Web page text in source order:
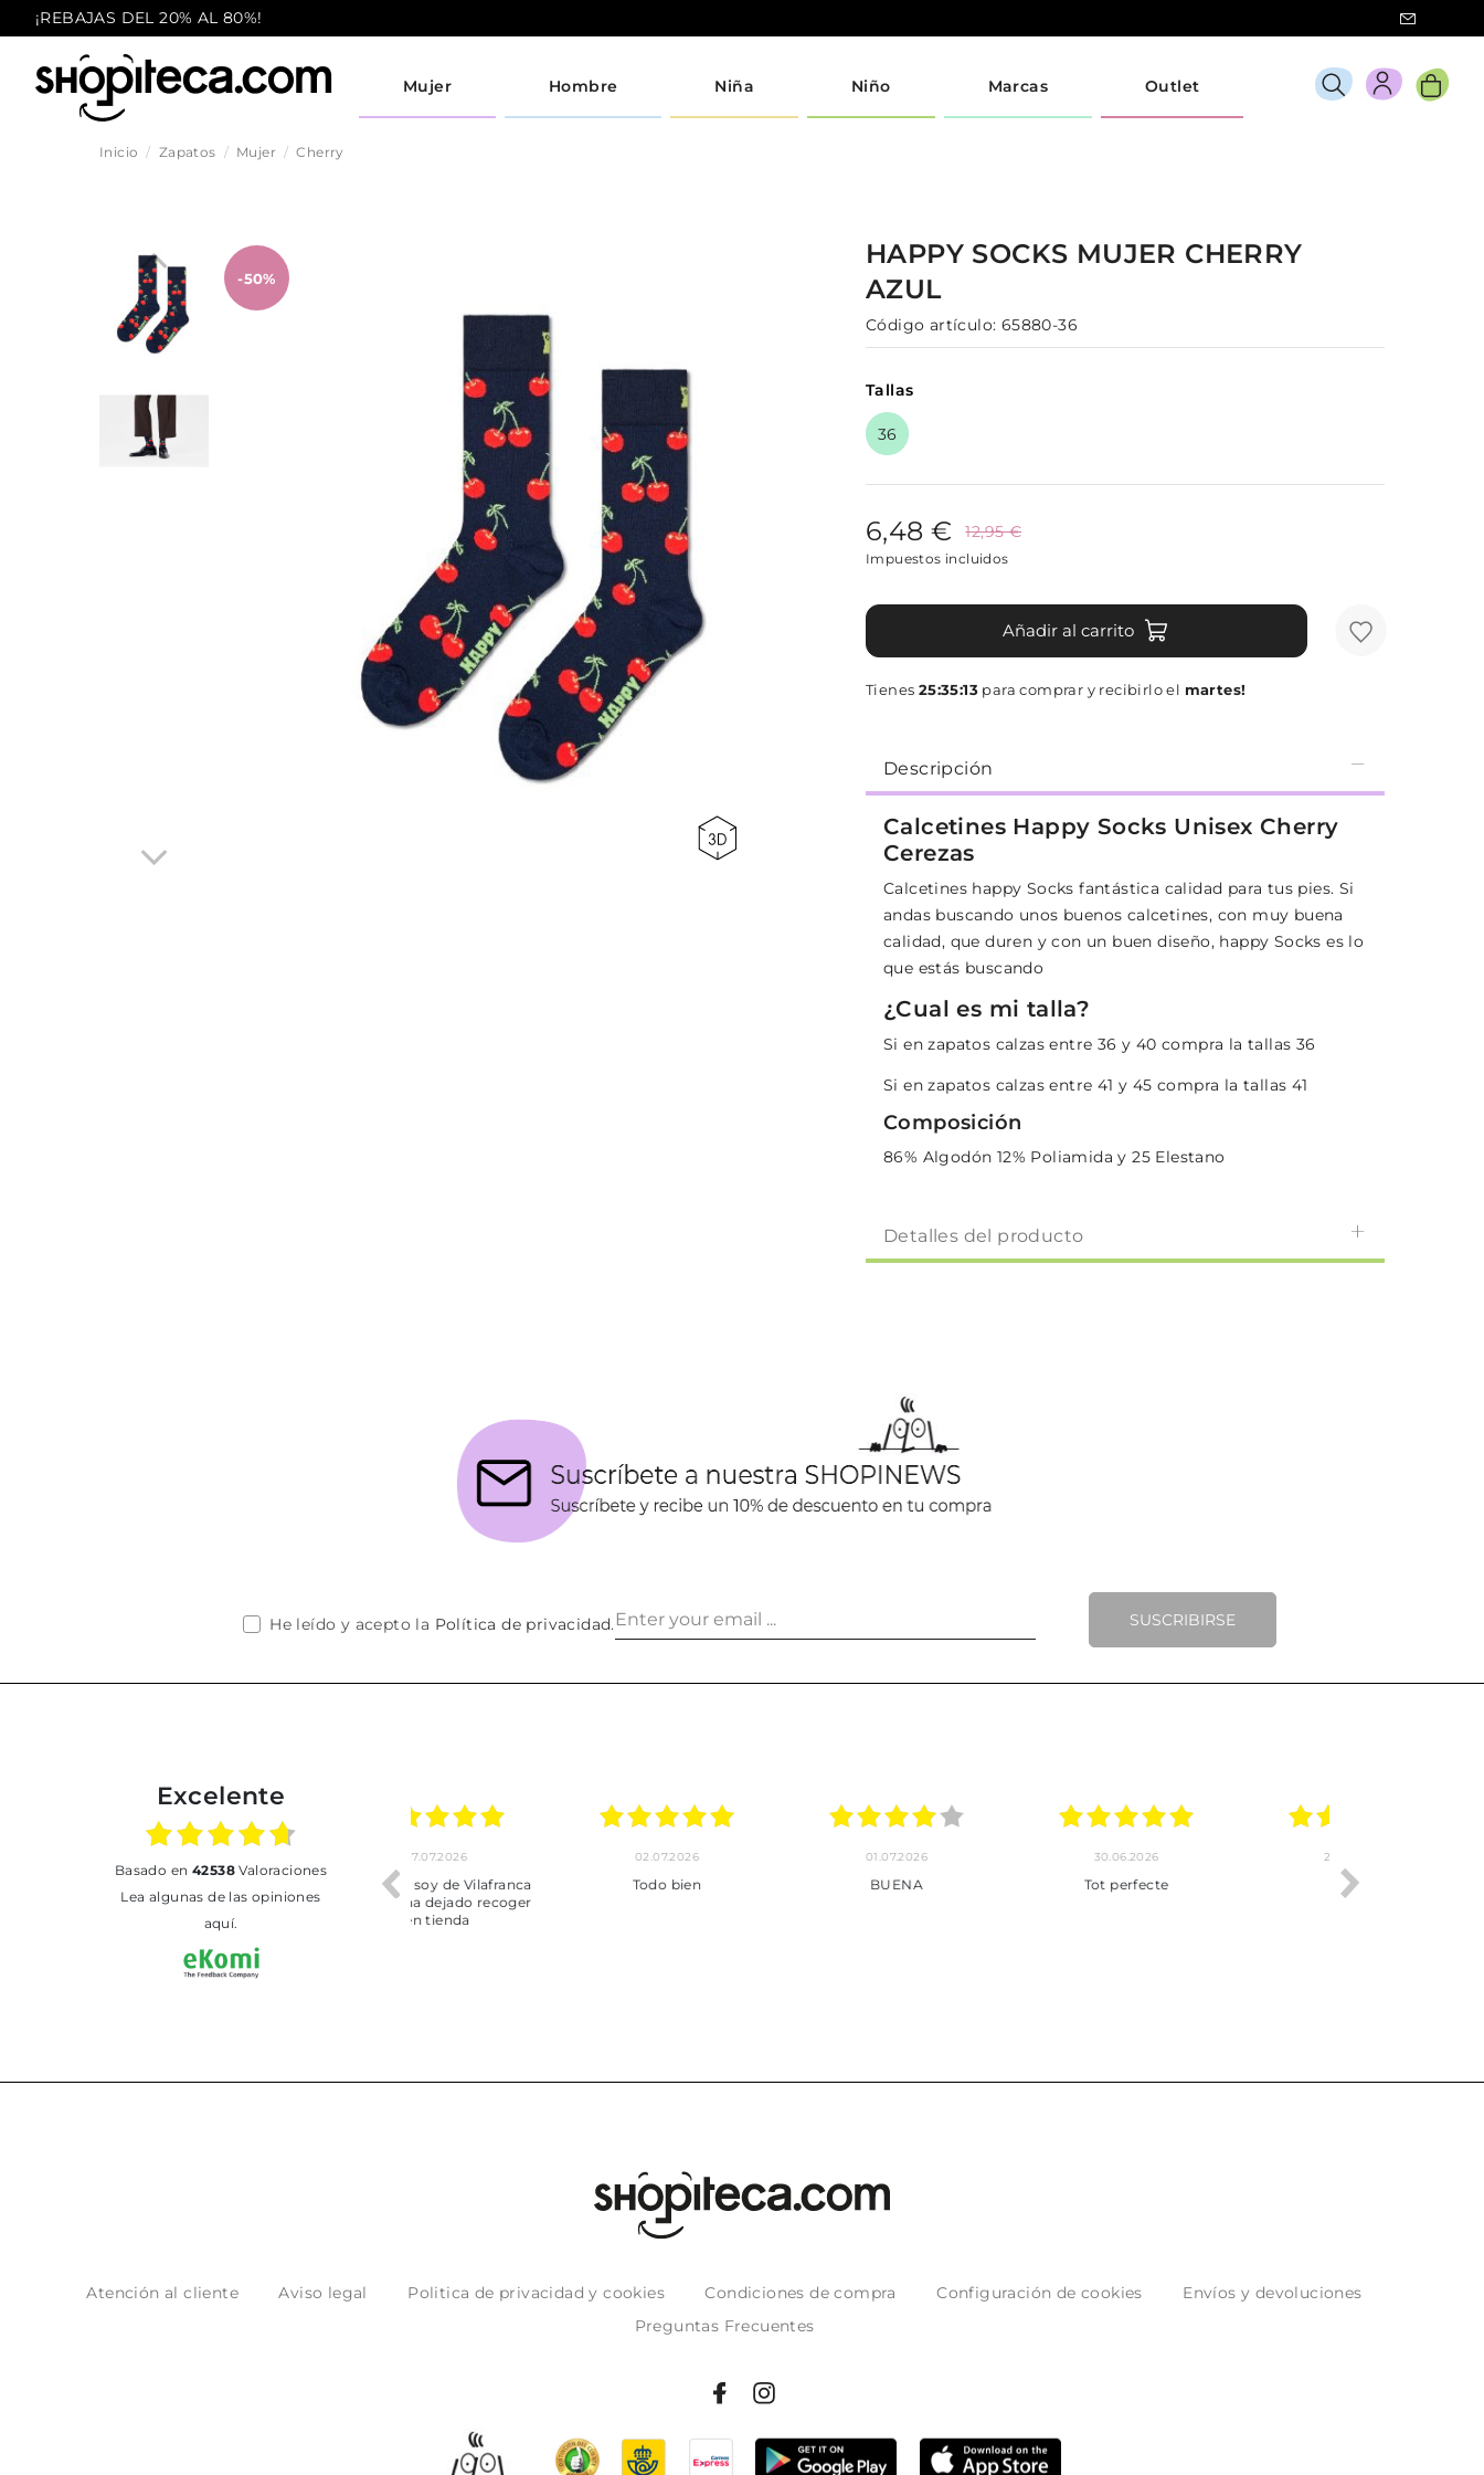
¡REBAJAS DEL 20% AL 80%!
Mujer Hombre Niña Niño Marcas Outlet
Inicio Zapatos Mujer Cherry
-50%
HAPPY SOCKS MUJER CHERRY
AZUL
Código artículo: 65880-36
Tallas
36
6,48 € 12,95 €
Impuestos incluidos
Añadir al carrito
Tienes 25:35:13 para comprar y recibirlo el martes!
Descripción
Calcetines Happy Socks Unisex Cherry
Cerezas
Calcetines happy Socks fantástica calidad para tus pies. Si
andas buscando unos buenos calcetines, con muy buena
calidad, que duren y con un buen diseño, happy Socks es lo
que estás buscando
¿Cual es mi talla?
Si en zapatos calzas entre 36 y 40 compra la tallas 36
Si en zapatos calzas entre 41 y 45 compra la tallas 41
Composición
86% Algodón 12% Poliamida y 25 Elestano
Detalles del producto
SUSCRIBIRSE
He leído y acepto la Política de privacidad.
Excelente
basado en 42538Valoraciones
Lea algunas de las opiniones
aquí.
Tot perfecte
Pedido hecho, pedido
Servicio muy completo
Atención al cliente Aviso legal Politica de privacidad y cookies Condiciones de compra Configuración de cookies
Envíos y devoluciones
Preguntas Frecuentes